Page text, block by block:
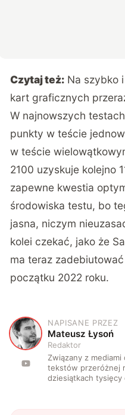
Czytaj też: Na szybko
kart graficznych
W najnowszych
punkty w teście
w teście
2100 uzyskuje kolejno
zapewne kwestia
środowiska testu, bo
jasna, niczym
kolei czekać, jako że
ma teraz
początku 2022 roku.
M
NAPISANE PRZEZ
Mateusz Łysoń
Redaktor
Związany z
tekstów przeróżnej
dziesiątkach tysięcy